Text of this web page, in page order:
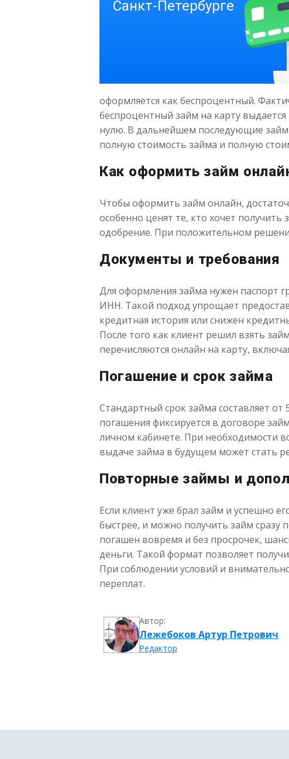
оформляется как беспроцентный.
беспроцентный займ на карту
нулю. В дальнейшем последующие
полную стоимость займа и полную
Как оформить займ
Чтобы оформить займ онлайн,
особенно ценят те, кто хочет получить
одобрение. При положительном
Документы и требования
Для оформления займа нужен паспорт
ИНН. Такой подход упрощает
кредитная история или снижен
После того как клиент решил взять
перечисляются онлайн на карту,
Погашение и срок займа
Стандартный срок займа составляет
погашения фиксируется в договоре
личном кабинете. При необходимости
выдаче займа в будущем может стать
Повторные займы и
Если клиент уже брал займ и успешно
быстрее, и можно получить займ сразу
погашен вовремя и без просрочек,
деньги. Такой формат позволяет
При соблюдении условий и
переплат.
Автор:
Лежебоков Артур Петрович
Редактор